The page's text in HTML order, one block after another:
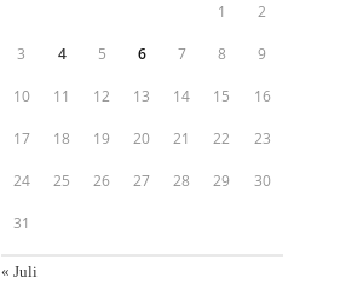
1 2
3 4 5 6 7 8 9
10 11 12 13 14 15 16
17 18 19 20 21 22 23
24 25 26 27 28 29 30
31
« Juli